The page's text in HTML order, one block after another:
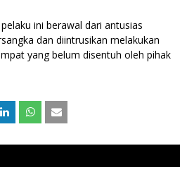
ini berawal dari antusias
dan diintrusikan melakukan
yang belum disentuh oleh pihak